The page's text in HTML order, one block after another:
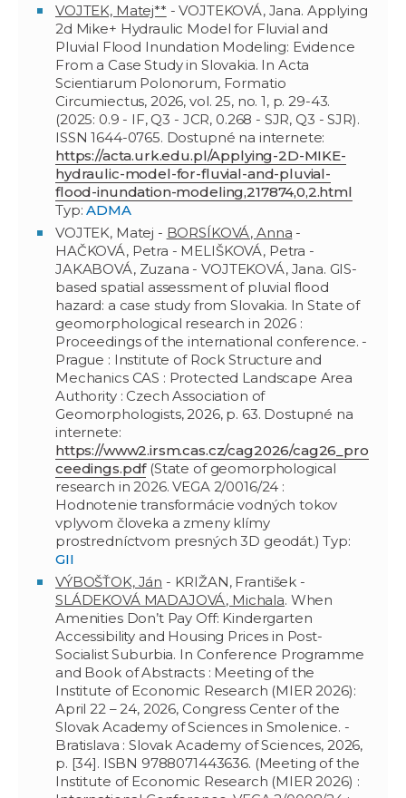
VOJTEK, Matej** - VOJTEKOVÁ, Jana. Applying
2d Mike+ Hydraulic Model for Fluvial and
Pluvial Flood Inundation Modeling: Evidence
From a Case Study in Slovakia. In Acta
Scientiarum Polonorum, Formatio
Circumiectus, 2026, vol. 25, no. 1, p. 29-43.
(2025: 0.9 - IF, Q3 - JCR, 0.268 - SJR, Q3 - SJR).
ISSN 1644-0765. Dostupné na internete:
https://acta.urk.edu.pl/Applying-2D-MIKE-
hydraulic-model-for-fluvial-and-pluvial-
flood-inundation-modeling,217874,0,2.html
Typ:ADMA
VOJTEK, Matej - BORSÍKOVÁ, Anna -
HAČKOVÁ, Petra - MELIŠKOVÁ, Petra -
JAKABOVÁ, Zuzana - VOJTEKOVÁ, Jana. GIS-
based spatial assessment of pluvial flood
hazard: a case study from Slovakia. In State of
geomorphological research in 2026 :
Proceedings of the international conference. -
Prague : Institute of Rock Structure and
Mechanics CAS : Protected Landscape Area
Authority : Czech Association of
Geomorphologists, 2026, p. 63. Dostupné na
internete:
https://www2.irsm.cas.cz/cag2026/cag26_pro
ceedings.pdf(State of geomorphological
research in 2026. VEGA 2/0016/24 :
Hodnotenie transformácie vodných tokov
vplyvom človeka a zmeny klímy
prostredníctvom presných 3D geodát.) Typ:
GII
VÝBOŠŤOK, Ján - KRIŽAN, František -
SLÁDEKOVÁ MADAJOVÁ, Michala. When
Amenities Don’t Pay Off: Kindergarten
Accessibility and Housing Prices in Post-
Socialist Suburbia. In Conference Programme
and Book of Abstracts : Meeting of the
Institute of Economic Research (MIER 2026):
April 22 – 24, 2026, Congress Center of the
Slovak Academy of Sciences in Smolenice. -
Bratislava : Slovak Academy of Sciences, 2026,
p. [34]. ISBN 9788071443636. (Meeting of the
Institute of Economic Research (MIER 2026) :